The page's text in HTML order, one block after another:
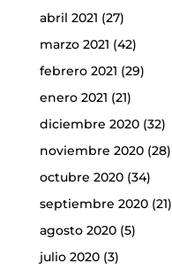
abril 2021 (27)
marzo 2021 (42)
febrero 2021 (29)
enero 2021 (21)
diciembre 2020(32)
noviembre 2020(28)
octubre 2020(34)
septiembre 2020(21)
agosto 2020(5)
julio 2020(3)